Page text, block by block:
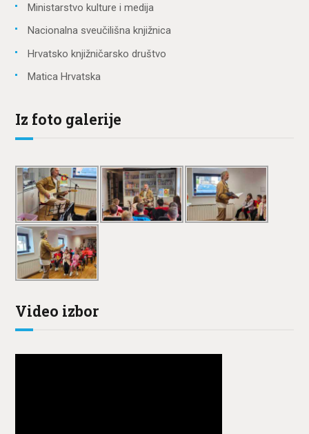
Ministarstvo kulture i medija
Nacionalna sveučilišna knjižnica
Hrvatsko knjižničarsko društvo
Matica Hrvatska
Iz foto galerije
Video izbor